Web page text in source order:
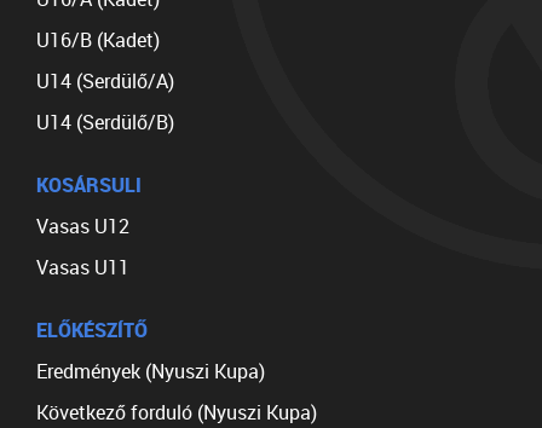
U16/B (Kadet)
U14 (Serdülő/A)
U14 (Serdülő/B)
KOSÁRSULI
Vasas U12
Vasas U11
ELŐKÉSZÍTŐ
Eredmények (Nyuszi Kupa)
Következő forduló (Nyuszi Kupa)